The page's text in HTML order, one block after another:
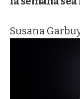
Susana